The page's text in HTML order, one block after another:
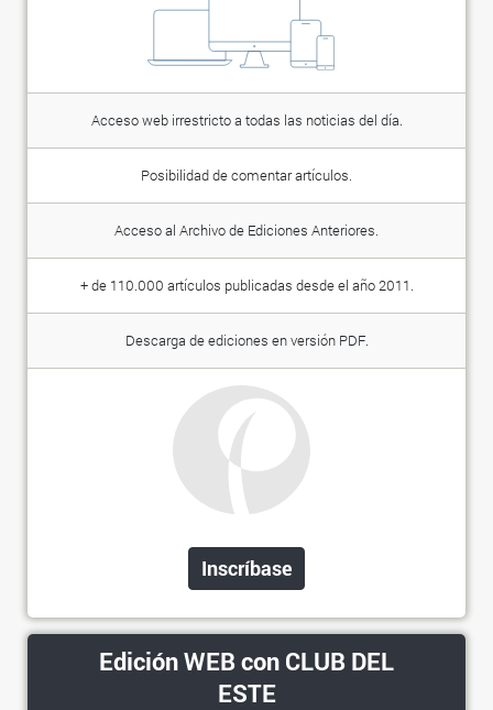
Acceso web irrestricto a todas las noticias del día.
Posibilidad de comentar artículos.
Acceso al Archivo de Ediciones Anteriores.
+ de 110.000 artículos publicadas desde el año 2011.
Descarga de ediciones en versión PDF.
Inscríbase
Edición WEB con CLUB DEL
ESTE